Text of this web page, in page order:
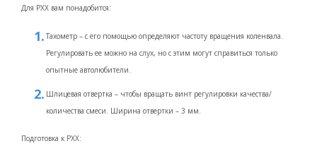
Для РХХ вам понадобится:
Тахометр – с его помощью определяют частоту вращения коленвала.
Регулировать ее можно на слух, но с этим могут справиться только
опытные автолюбители.
Шлицевая отвертка – чтобы вращать винт регулировки качества/
количества смеси. Ширина отвертки – 3 мм.
Подготовка к РХХ: